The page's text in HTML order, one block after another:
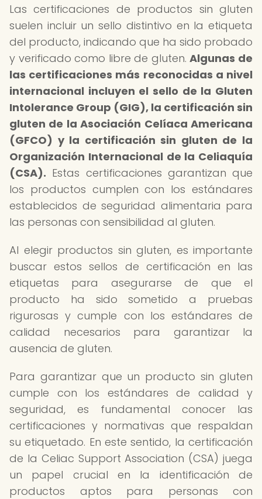
Las certificaciones de productos sin gluten
suelen incluir un sello distintivo en la etiqueta
del producto, indicando que ha sido probado
y verificado como libre de gluten.Algunas de
las certificaciones más reconocidas a nivel
internacional incluyen el sello de la Gluten
Intolerance Group (GIG), la certificación sin
gluten de la Asociación Celíaca Americana
(GFCO) y la certificación sin gluten de la
Organización Internacional de la Celiaquía
(CSA). Estas certificaciones garantizan que
los productos cumplen con los estándares
establecidos de seguridad alimentaria para
las personas con sensibilidad al gluten.
Al elegir productos sin gluten, es importante
buscar estos sellos de certificación en las
etiquetas para asegurarse de que el
producto ha sido sometido a pruebas
rigurosas y cumple con los estándares de
calidad necesarios para garantizar la
ausencia de gluten.
Para garantizar que un producto sin gluten
cumple con los estándares de calidad y
seguridad, es fundamental conocer las
certificaciones y normativas que respaldan
su etiquetado. En este sentido, la certificación
de la Celiac Support Association (CSA) juega
un papel crucial en la identificación de
productos aptos para personas con